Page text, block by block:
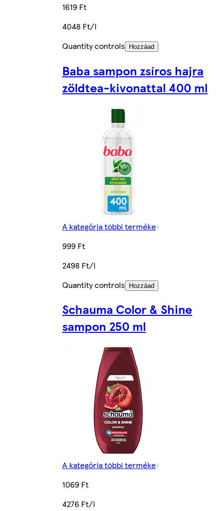
1619 Ft
4048 Ft/l
Quantity controls
Hozzáad
Baba sampon zsíros hajra
zöldtea-kivonattal 400 ml
A kategória többi terméke
999 Ft
2498 Ft/l
Quantity controls
Hozzáad
Schauma Color & Shine
sampon 250 ml
A kategória többi terméke
1069 Ft
4276 Ft/l